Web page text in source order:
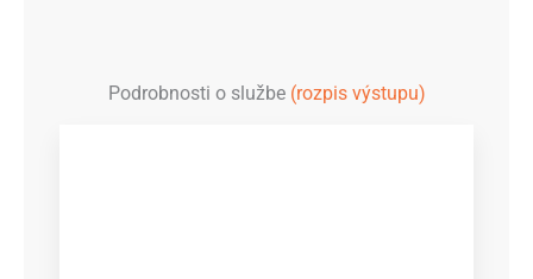
Podrobnosti o službe(rozpis výstupu)